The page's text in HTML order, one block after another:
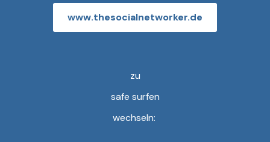
www.thesocialnetworker.de
zu
safe surfen
wechseln: